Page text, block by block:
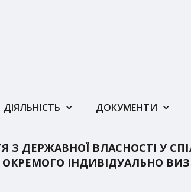
ДІЯЛЬНІСТЬ ДОКУМЕНТИ
ДЕРЖАВНОЇ ВЛАСНОСТІ У
ІНДИВІДУАЛЬНО